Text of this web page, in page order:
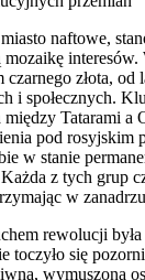
naftowe,
mozaikę
złota, od
i społecznych.
Tatarami a
pod rosyjskim
w stanie
z tych grup
w
rewolucji
toczyło się
wymuszona